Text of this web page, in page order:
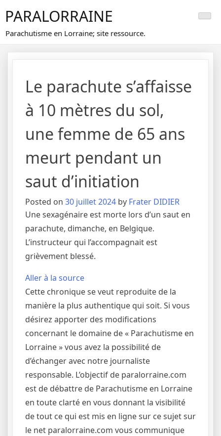
content
PARALORRAINE
Parachutisme en Lorraine; site ressource.
Le parachute s’affaisse
à 10 mètres du sol,
une femme de 65 ans
meurt pendant un
saut d’initiation
Posted on 30 juillet 2024 by Frater DIDIER
Une sexagénaire est morte lors d’un saut en
parachute, dimanche, en Belgique.
L’instructeur qui l’accompagnait est
grièvement blessé.
Aller à la source
Cette chronique se veut reproduite de la
manière la plus authentique qui soit. Si vous
désirez apporter des modifications
concernant le domaine de « Parachutisme en
Lorraine » vous avez la possibilité de
d’échanger avec notre journaliste
responsable. L’objectif de paralorraine.com
est de débattre de Parachutisme en Lorraine
en toute clarté en vous donnant la visibilité
de tout ce qui est mis en ligne sur ce sujet sur
le net paralorraine.com vous communique